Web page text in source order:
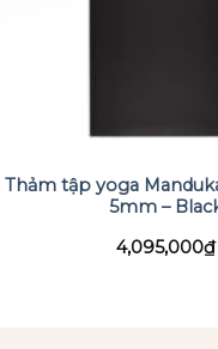
Thảm tập yoga
5mm –
4,095,000₫